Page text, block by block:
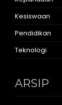
Kesiswaan
Pendidikan
Teknologi
ARSIP